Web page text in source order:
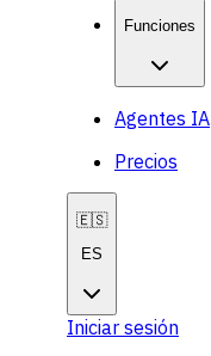
Funciones
Agentes IA
Precios
🇪🇸
ES
Iniciar sesión